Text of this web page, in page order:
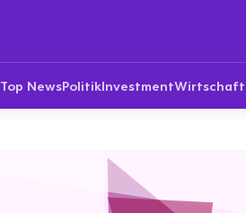
Top NewsPolitikInvestmentWirtschaft